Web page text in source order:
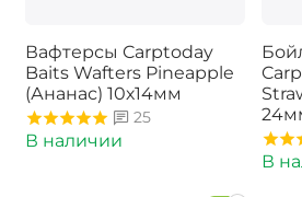
Вафтерсы Carptoday
Baits Wafters Pineapple
(Ананас) 10х14мм
25
В наличии
В